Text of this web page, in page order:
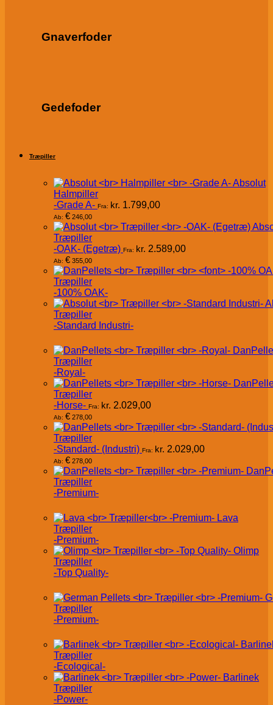
Gnaverfoder
Gedefoder
Træpiller
Absolut
Halmpiller
-Grade A- Fra: kr. 1.799,00
Ab: € 246,00
Træpiller
-OAK- (Egetræ) Fra: kr. 2.589,00
Ab: € 355,00
Træpiller
-100% OAK-
Træpiller
-Standard Industri-
Træpiller
-Royal-
Træpiller
-Horse- Fra: kr. 2.029,00
Ab: € 278,00
Træpiller
-Standard- (Industri) Fra: kr. 2.029,00
Ab: € 278,00
Træpiller
-Premium-
Lava
Træpiller
-Premium-
Olimp
Træpiller
-Top Quality-
Træpiller
-Premium-
Træpiller
-Ecological-
Barlinek
Træpiller
-Power-